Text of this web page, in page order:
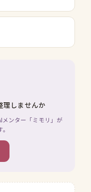
理しませんか
メンター「ミモリ」が